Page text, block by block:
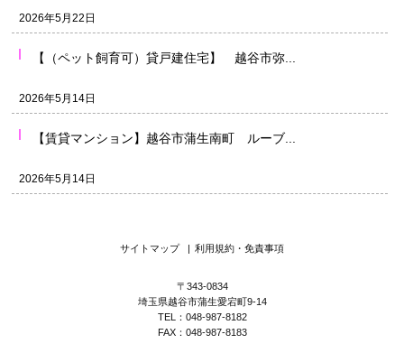
2026年5月22日
【（ペット飼育可）貸戸建住宅】 越谷市弥...
2026年5月14日
【賃貸マンション】越谷市蒲生南町 ルーブ...
2026年5月14日
サイトマップ | 利用規約・免責事項
〒343-0834
埼玉県越谷市蒲生愛宕町9-14
TEL：048-987-8182
FAX：048-987-8183